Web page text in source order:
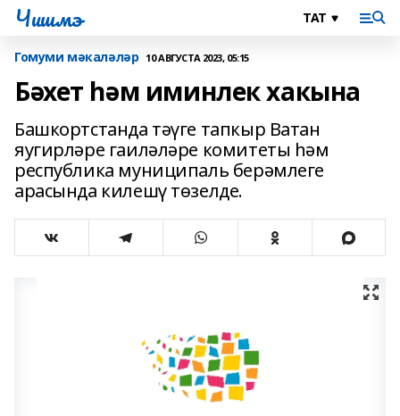
Чишмэ
Гомуми мәкаләләр 10 АВГУСТА 2023, 05:15
Бәхет һәм иминлек хакына
Башкортстанда тәүге тапкыр Ватан
яугирләре гаиләләре комитеты һәм
республика муниципаль берәмлеге
арасында килешү төзелде.